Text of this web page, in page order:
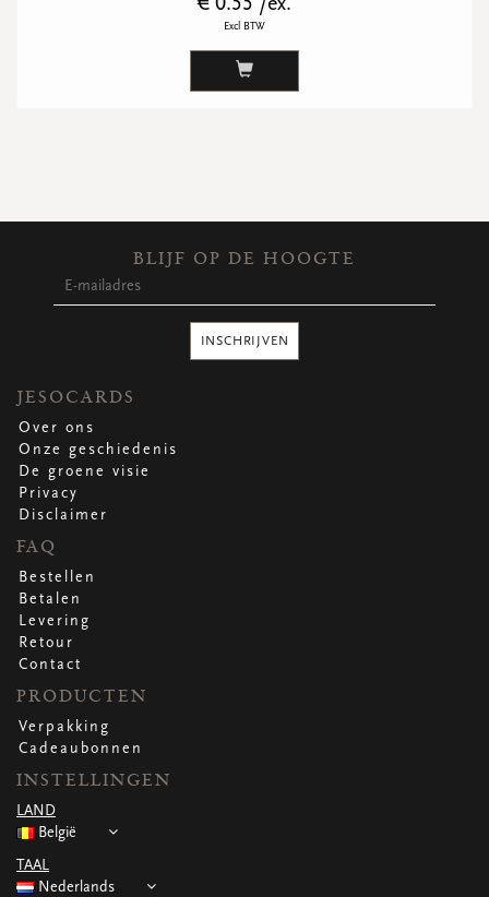
Excl BTW
BLIJF OP DE HOOGTE
INSCHRIJVEN
JESOCARDS
Over ons
Onze geschiedenis
De groene visie
Privacy
Disclaimer
FAQ
Bestellen
Betalen
Levering
Retour
Contact
PRODUCTEN
Verpakking
Cadeaubonnen
INSTELLINGEN
LAND
België
TAAL
Nederlands